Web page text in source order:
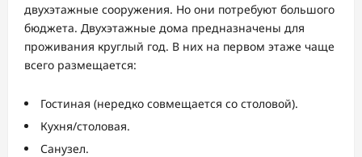
двухэтажные сооружения. Но они потребуют большого
бюджета. Двухэтажные дома предназначены для
проживания круглый год. В них на первом этаже чаще
всего размещается:
Гостиная (нередко совмещается со столовой).
Кухня/столовая.
Санузел.